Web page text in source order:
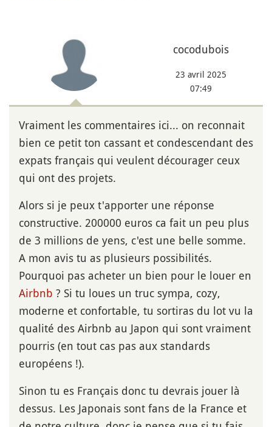
cocodubois
23 avril 2025
07:49
Vraiment les commentaires ici... on reconnait
bien ce petit ton cassant et condescendant des
expats français qui veulent décourager ceux
qui ont des projets.
Alors si je peux t'apporter une réponse
constructive. 200000 euros ca fait un peu plus
de 3 millions de yens, c'est une belle somme.
A mon avis tu as plusieurs possibilités.
Pourquoi pas acheter un bien pour le louer en
Airbnb ? Si tu loues un truc sympa, cozy,
moderne et confortable, tu sortiras du lot vu la
qualité des Airbnb au Japon qui sont vraiment
pourris (en tout cas pas aux standards
européens !).
Sinon tu es Français donc tu devrais jouer là
dessus. Les Japonais sont fans de la France et